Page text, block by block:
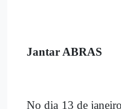
Jantar ABRAS
No dia 13 de